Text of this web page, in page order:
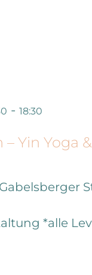
Yin Yoga
-18:30
Gabelsberger
*alle